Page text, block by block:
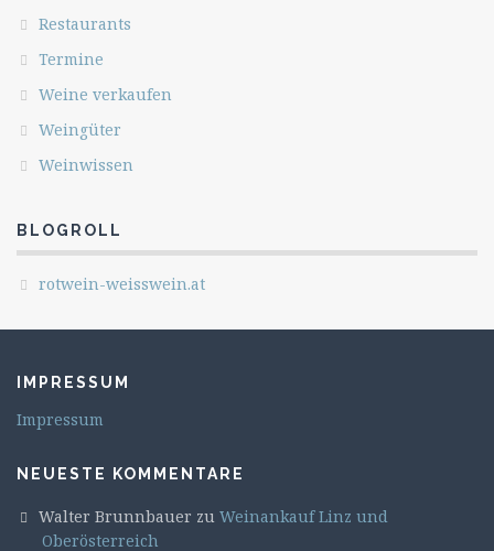
Restaurants
Termine
Weine verkaufen
Weingüter
Weinwissen
BLOGROLL
rotwein-weisswein.at
IMPRESSUM
Impressum
NEUESTE KOMMENTARE
Walter Brunnbauer zu Weinankauf Linz und
Oberösterreich